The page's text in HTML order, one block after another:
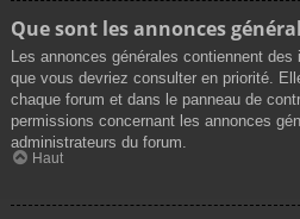
Que sont les annonces
Les annonces générales contiennent
que vous devriez consulter en priorité.
chaque forum et dans le panneau de
permissions concernant les annonces
administrateurs du forum.
Haut